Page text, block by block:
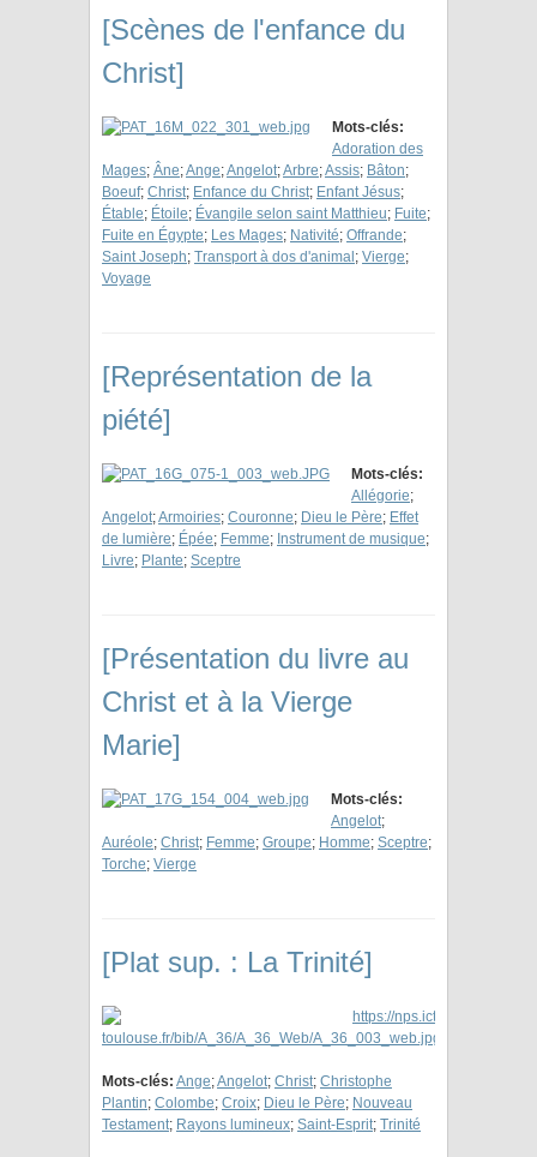
[Scènes de l'enfance du
Christ]
Mots-clés:
Adoration des
Mages; Âne;Ange;Angelot;Arbre;Assis; Bâton;
Boeuf; Christ; Enfance du Christ; Enfant Jésus;
Étable; Étoile; Évangile selon saint Matthieu; Fuite;
Fuite en Égypte; Les Mages; Nativité; Offrande;
Saint Joseph; Transport à dos d'animal ; Vierge;
Voyage
[Représentation de la
piété]
Mots-clés:
Allégorie;
Angelot;Armoiries; Couronne; Dieu le Père; Effet
de lumière; Épée; Femme; Instrument de musique;
Livre; Plante; Sceptre
[Présentation du livre au
Christ et à la Vierge
Marie]
Mots-clés:
Angelot;
Auréole; Christ; Femme; Groupe; Homme; Sceptre;
Torche; Vierge
[Plat sup. : La Trinité]
Mots-clés: Ange;Angelot; Christ; Christophe
Plantin; Colombe; Croix; Dieu le Père; Nouveau
Testament; Rayons lumineux; Saint-Esprit; Trinité